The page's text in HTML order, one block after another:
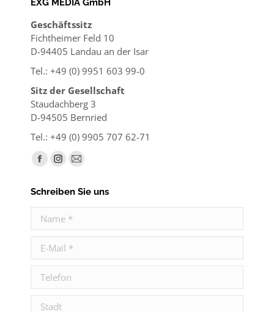
EXG MEDIA GmbH
Geschäftssitz
Fichtheimer Feld 10
D-94405 Landau an der Isar
Tel.: +49 (0) 9951 603 99-0
Sitz der Gesellschaft
Staudachberg 3
D-94505 Bernried
Tel.: +49 (0) 9905 707 62-71
Finden Sie uns auf:
Facebook
opens
in
new
window
Instagram
opens
new
window
E-
page
in
window
Schreiben Sie uns
Name *
E-Mail *
Telefon
Stadt